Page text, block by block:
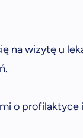
na wizytę u
o profilaktyce